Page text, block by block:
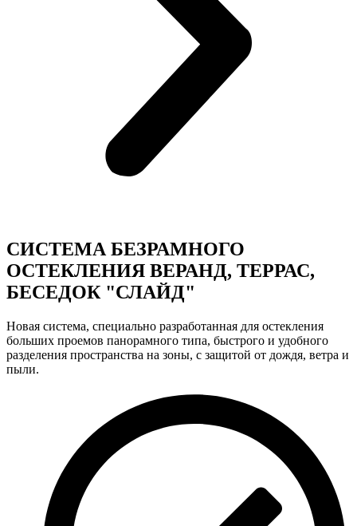
СИСТЕМА БЕЗРАМНОГО
ОСТЕКЛЕНИЯ ВЕРАНД, ТЕРРАС,
БЕСЕДОК "СЛАЙД"
Новая система, специально разработанная для остекления
больших проемов панорамного типа, быстрого и удобного
разделения пространства на зоны, с защитой от дождя, ветра и
пыли.